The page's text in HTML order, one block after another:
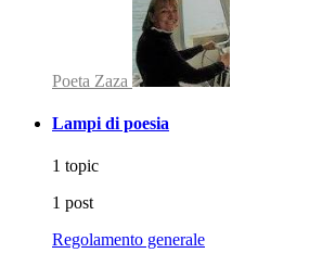
Poeta Zaza
Lampi di poesia
1 topic
1 post
Regolamento generale